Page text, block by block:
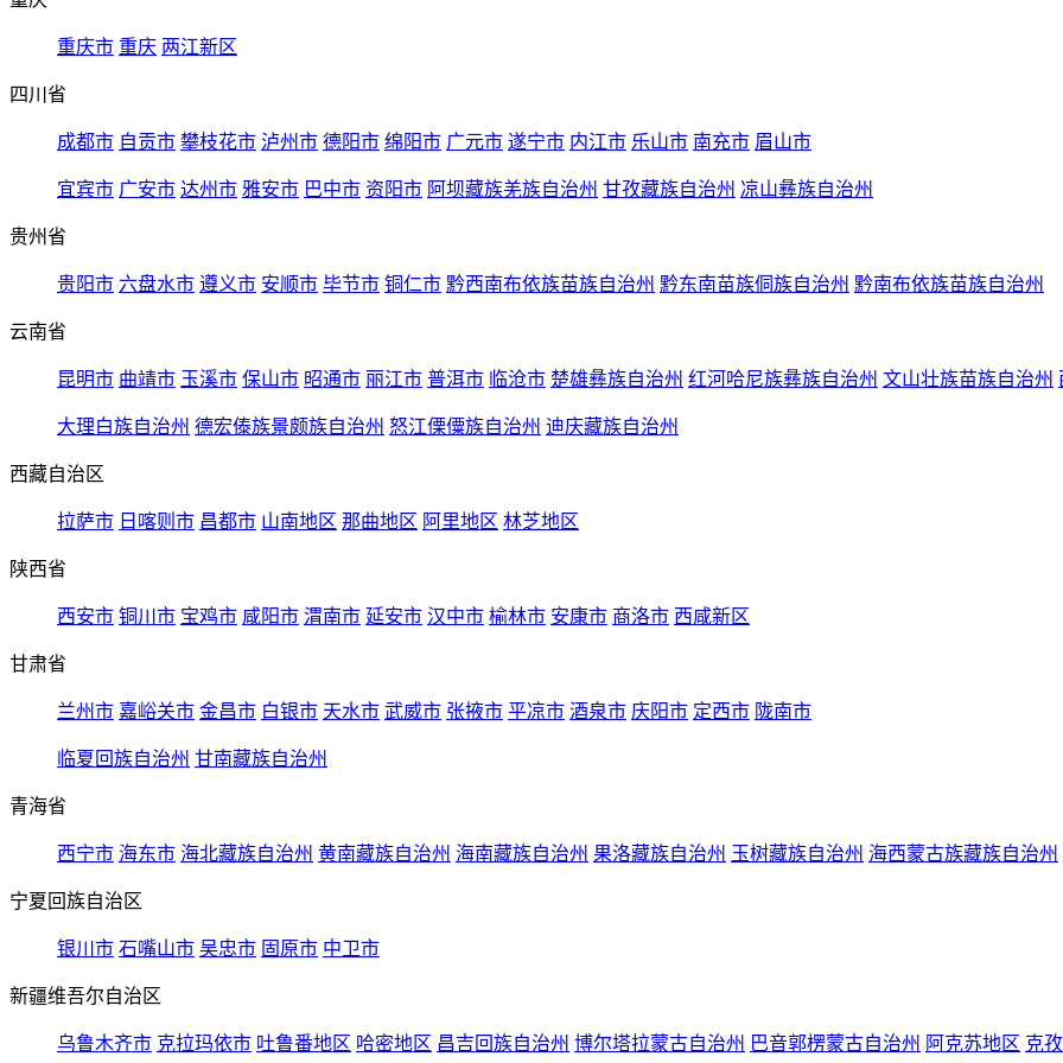
重庆市 重庆 两江新区
四川省
成都市 自贡市 攀枝花市 泸州市 德阳市 绵阳市 广元市 遂宁市 内江市 乐山市 南充市 眉山市
宜宾市 广安市 达州市 雅安市 巴中市 资阳市 阿坝藏族羌族自治州 甘孜藏族自治州 凉山彝族自治州
贵州省
贵阳市 六盘水市 遵义市 安顺市 毕节市 铜仁市 黔西南布依族苗族自治州 黔东南苗族侗族自治州 黔南布依族苗族自治州
云南省
昆明市 曲靖市 玉溪市 保山市 昭通市 丽江市 普洱市 临沧市 楚雄彝族自治州 红河哈尼族彝族自治州 文山壮族苗族自治州
大理白族自治州 德宏傣族景颇族自治州 怒江傈僳族自治州 迪庆藏族自治州
西藏自治区
拉萨市 日喀则市 昌都市 山南地区 那曲地区 阿里地区 林芝地区
陕西省
西安市 铜川市 宝鸡市 咸阳市 渭南市 延安市 汉中市 榆林市 安康市 商洛市 西咸新区
甘肃省
兰州市 嘉峪关市 金昌市 白银市 天水市 武威市 张掖市 平凉市 酒泉市 庆阳市 定西市 陇南市
临夏回族自治州 甘南藏族自治州
青海省
西宁市 海东市 海北藏族自治州 黄南藏族自治州 海南藏族自治州 果洛藏族自治州 玉树藏族自治州 海西蒙古族藏族自治州
宁夏回族自治区
银川市 石嘴山市 吴忠市 固原市 中卫市
新疆维吾尔自治区
乌鲁木齐市 克拉玛依市 吐鲁番地区 哈密地区 昌吉回族自治州 博尔塔拉蒙古自治州 巴音郭楞蒙古自治州 阿克苏地区 克